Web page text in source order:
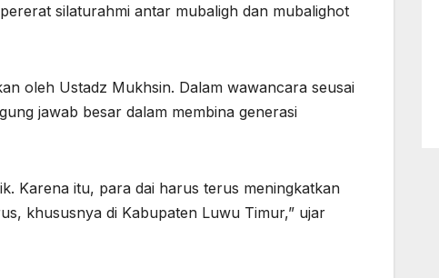
silaturahmi antar mubaligh dan mubalighot
oleh Ustadz Mukhsin. Dalam wawancara seusai
jawab besar dalam membina generasi
Karena itu, para dai harus terus meningkatkan
khususnya di Kabupaten Luwu Timur,” ujar